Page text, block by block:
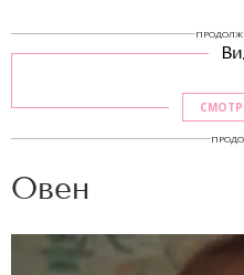
Овен